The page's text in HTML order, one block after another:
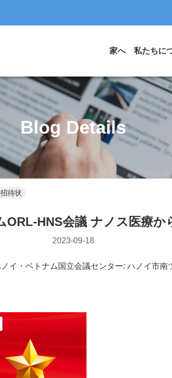
家へ 私たちに
Blog Details
待状
ORL-HNS会議 ナノス医療か
2023-09-18
イ・ベトナム国立会議センター: ハノイ市